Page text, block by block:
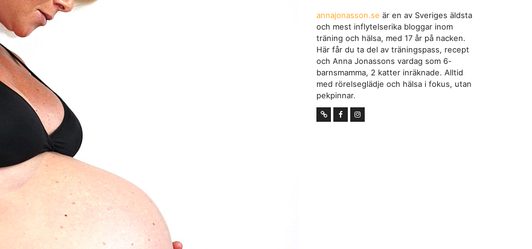
annajonasson.se är en av Sveriges äldsta
och mest inflytelserika bloggar inom
träning och hälsa, med 17 år på nacken.
Här får du ta del av träningspass, recept
och Anna Jonassons vardag som 6-
barnsmamma, 2 katter inräknade. Alltid
med rörelseglädje och hälsa i fokus, utan
pekpinnar.